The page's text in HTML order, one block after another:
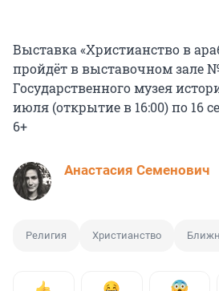
Выставка «Христианство в
пройдёт в выставочном зале
Государственного музея
июля (открытие в 16:00) по 16
6+
Анастасия Семенович
Религия Христианство